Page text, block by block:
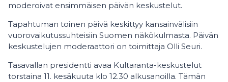
moderoivat ensimmäisen päivän keskustelut.
Tapahtuman toinen päivä keskittyy kansainvälisiin
vuorovaikutussuhteisiin Suomen näkökulmasta. Päivän
keskustelujen moderaattori on toimittaja Olli Seuri.
Tasavallan presidentti avaa Kultaranta-keskustelut
torstaina 11. kesäkuuta klo 12.30 alkusanoilla. Tämän